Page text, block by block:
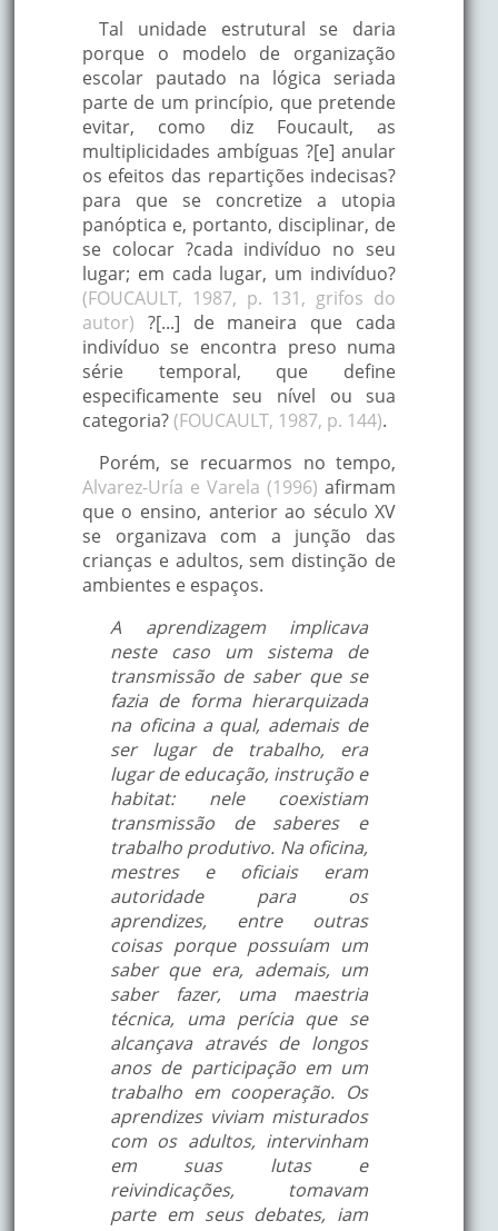
Tal unidade estrutural se daria
porque o modelo de organização
escolar pautado na lógica seriada
parte de um princípio, que pretende
evitar, como diz Foucault, as
multiplicidades ambíguas ?[e] anular
os efeitos das repartições indecisas?
para que se concretize a utopia
panóptica e, portanto, disciplinar, de
se colocar ?cada indivíduo no seu
lugar; em cada lugar, um indivíduo?
(FOUCAULT, 1987, p. 131, grifos do
autor) ?[...] de maneira que cada
indivíduo se encontra preso numa
série temporal, que define
especificamente seu nível ou sua
categoria?(FOUCAULT, 1987, p. 144).
Porém, se recuarmos no tempo,
Alvarez-Uría e Varela (1996) afirmam
que o ensino, anterior ao século XV
se organizava com a junção das
crianças e adultos, sem distinção de
ambientes e espaços.
A aprendizagem implicava
neste caso um sistema de
transmissão de saber que se
fazia de forma hierarquizada
na oficina a qual, ademais de
ser lugar de trabalho, era
lugar de educação, instrução e
habitat: nele coexistiam
transmissão de saberes e
trabalho produtivo. Na oficina,
mestres e oficiais eram
autoridade para os
aprendizes, entre outras
coisas porque possuíam um
saber que era, ademais, um
saber fazer, uma maestria
técnica, uma perícia que se
alcançava através de longos
anos de participação em um
trabalho em cooperação. Os
aprendizes viviam misturados
com os adultos, intervinham
em suas lutas e
reivindicações, tomavam
parte em seus debates, iam